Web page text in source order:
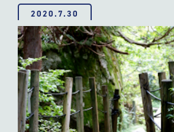
2020.7.30